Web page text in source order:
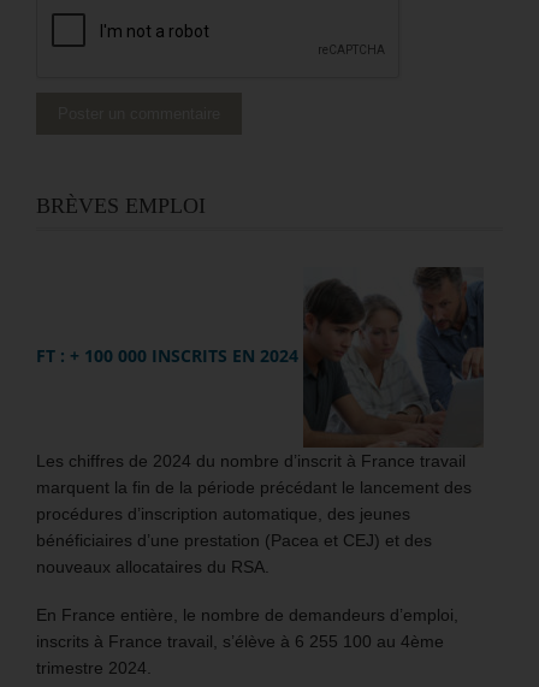
BRÈVES EMPLOI
FT : + 100 000 INSCRITS EN 2024
Les chiffres de 2024 du nombre d’inscrit à France travail
marquent la fin de la période précédant le lancement des
procédures d’inscription automatique, des jeunes
bénéficiaires d’une prestation (Pacea et CEJ) et des
nouveaux allocataires du RSA.
En France entière, le nombre de demandeurs d’emploi,
inscrits à France travail, s’élève à 6 255 100 au 4ème
trimestre 2024.